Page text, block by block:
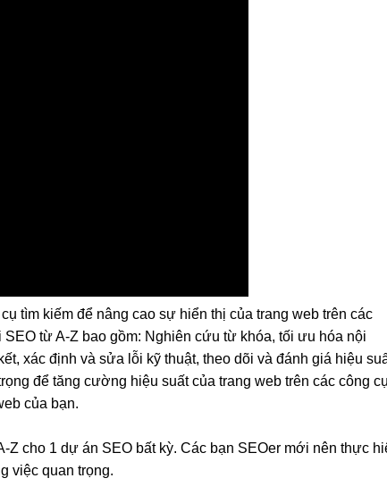
tìm kiếm để nâng cao sự hiển thị của trang web trên các
từ A-Z bao gồm: Nghiên cứu từ khóa, tối ưu hóa nội
xác định và sửa lỗi kỹ thuật, theo dõi và đánh giá hiệu
để tăng cường hiệu suất của trang web trên các công cụ
của bạn.
Z cho 1 dự án SEO bất kỳ. Các bạn SEOer mới nên thực
việc quan trọng.